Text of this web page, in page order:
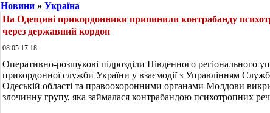
Новини » Україна
На Одещині прикордонники припинили контрабанду
через державний кордон
08.05 17:18
Оперативно-розшукові підрозділи Південного регіонального
прикордонної служби України у взаємодії з Управлінням
Одеській області та правоохоронними органами Молдови
злочинну групу, яка займалася контрабандою психотропних